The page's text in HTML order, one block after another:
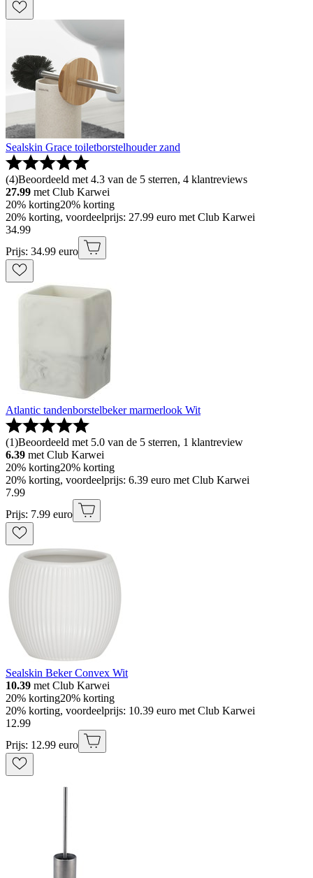
Sealskin Grace toiletborstelhouder zand
(4)Beoordeeld met 4.3 van de 5 sterren, 4 klantreviews
27.99 met Club Karwei
20% korting20% korting
20% korting, voordeelprijs: 27.99 euro met Club Karwei
34.99
Prijs: 34.99 euro
Atlantic tandenborstelbeker marmerlook Wit
(1)Beoordeeld met 5.0 van de 5 sterren, 1 klantreview
6.39 met Club Karwei
20% korting20% korting
20% korting, voordeelprijs: 6.39 euro met Club Karwei
7.99
Prijs: 7.99 euro
Sealskin Beker Convex Wit
10.39 met Club Karwei
20% korting20% korting
20% korting, voordeelprijs: 10.39 euro met Club Karwei
12.99
Prijs: 12.99 euro